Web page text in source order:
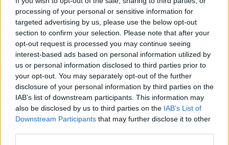
processing of your personal or sensitive information for
targeted advertising by us, please use the below opt-out
section to confirm your selection. Please note that after your
opt-out request is processed you may continue seeing
interest-based ads based on personal information utilized by
us or personal information disclosed to third parties prior to
your opt-out. You may separately opt-out of the further
disclosure of your personal information by third parties on the
IAB’s list of downstream participants. This information may
also be disclosed by us to third parties on the IAB’s List of
Downstream Participants that may further disclose it to other
fekete, három vörös csillaggal. Quite interesting that in
Russia the Syrian embassy is raising the new flag of Syria.
This swift and seamless change of embassy hands in
Moscow is a bit surprising. No change of personnel even.
HTS reached out to Russia and said...
KEDVES OLVASÓNK!
A keresett cikk a portfolio.hu hírarchívumához
tartozik, melynek olvasása előfizetéses
regisztrációhoz kötött.